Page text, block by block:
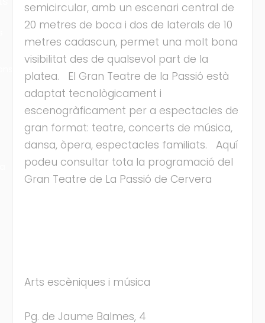
semicircular, amb un escenari central de
20 metres de boca i dos de laterals de 10
metres cadascun, permet una molt bona
visibilitat des de qualsevol part de la
platea. El Gran Teatre de la Passió està
adaptat tecnològicament i
escenogràficament per a espectacles de
gran format: teatre, concerts de música,
dansa, òpera, espectacles familiats. Aquí
podeu consultar tota la programació del
Gran Teatre de La Passió de Cervera
Arts escèniques i música
Pg. de Jaume Balmes, 4